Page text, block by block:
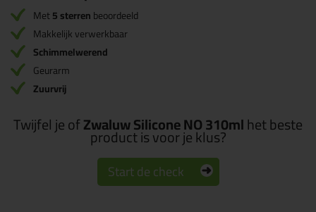
Met5 sterrenbeoordeeld
Makkelijk verwerkbaar
Schimmelwerend
Geurarm
Zuurvrij
Twijfel je ofZwaluw Silicone NO 310mlhet beste
product is voor je klus?
Start de check